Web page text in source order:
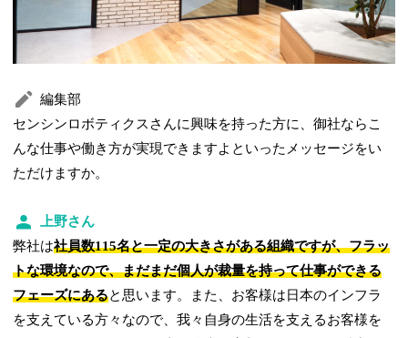
編集部
センシンロボティクスさんに興味を持った方に、御社ならこ
んな仕事や働き方が実現できますよといったメッセージをい
ただけますか。
上野さん
弊社は社員数115名と一定の大きさがある組織ですが、フラッ
トな環境なので、まだまだ個人が裁量を持って仕事ができる
フェーズにあると思います。また、お客様は日本のインフラ
を支えている方々なので、我々自身の生活を支えるお客様を